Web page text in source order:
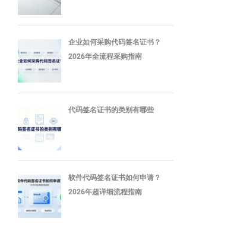
企业如何采购代码签名证书？
2026年全流程采购指南
代码签名证书的类别有哪些
软件代码签名证书如何申请？
2026年超详细流程指南